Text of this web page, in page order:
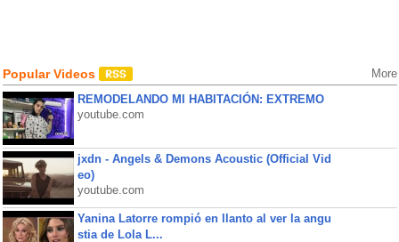
Popular Videos More
REMODELANDO MI HABITACIÓN: EXTREMO
youtube.com
jxdn - Angels & Demons Acoustic (Official Vid
eo)
youtube.com
Yanina Latorre rompió en llanto al ver la angu
stia de Lola L...